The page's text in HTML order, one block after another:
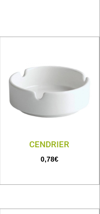
CENDRIER
0,78€